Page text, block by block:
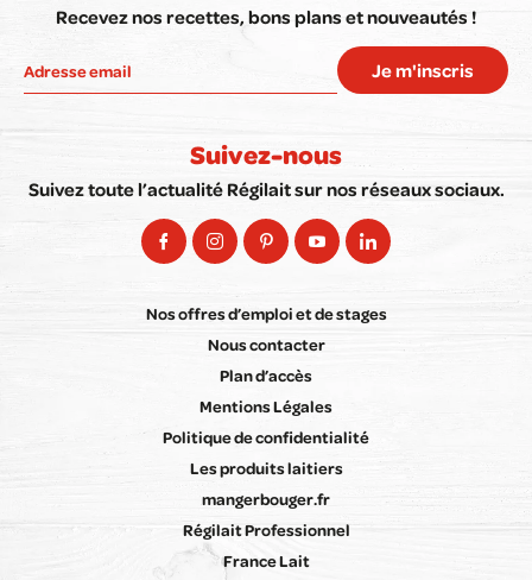
Recevez nos recettes, bons plans et nouveautés !
Je m'inscris
Suivez-nous
Suivez toute l’actualité Régilait sur nos réseaux sociaux.
Nos offres d’emploi et de stages
Nous contacter
Plan d’accès
Mentions Légales
Politique de confidentialité
Les produits laitiers
mangerbouger.fr
Régilait Professionnel
France Lait